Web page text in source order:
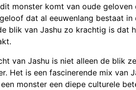
monster komt van oude
geloof dat al eeuwenlang bestaat
blik van Jashu zo krachtig is dat
van Jashu is niet alleen de blik
Het is een fascinerende mix van
monster een diepe culturele